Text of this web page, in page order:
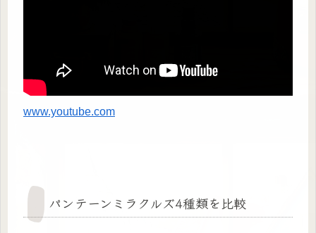
www.youtube.com
パンテーンミラクルズ4種類を比較